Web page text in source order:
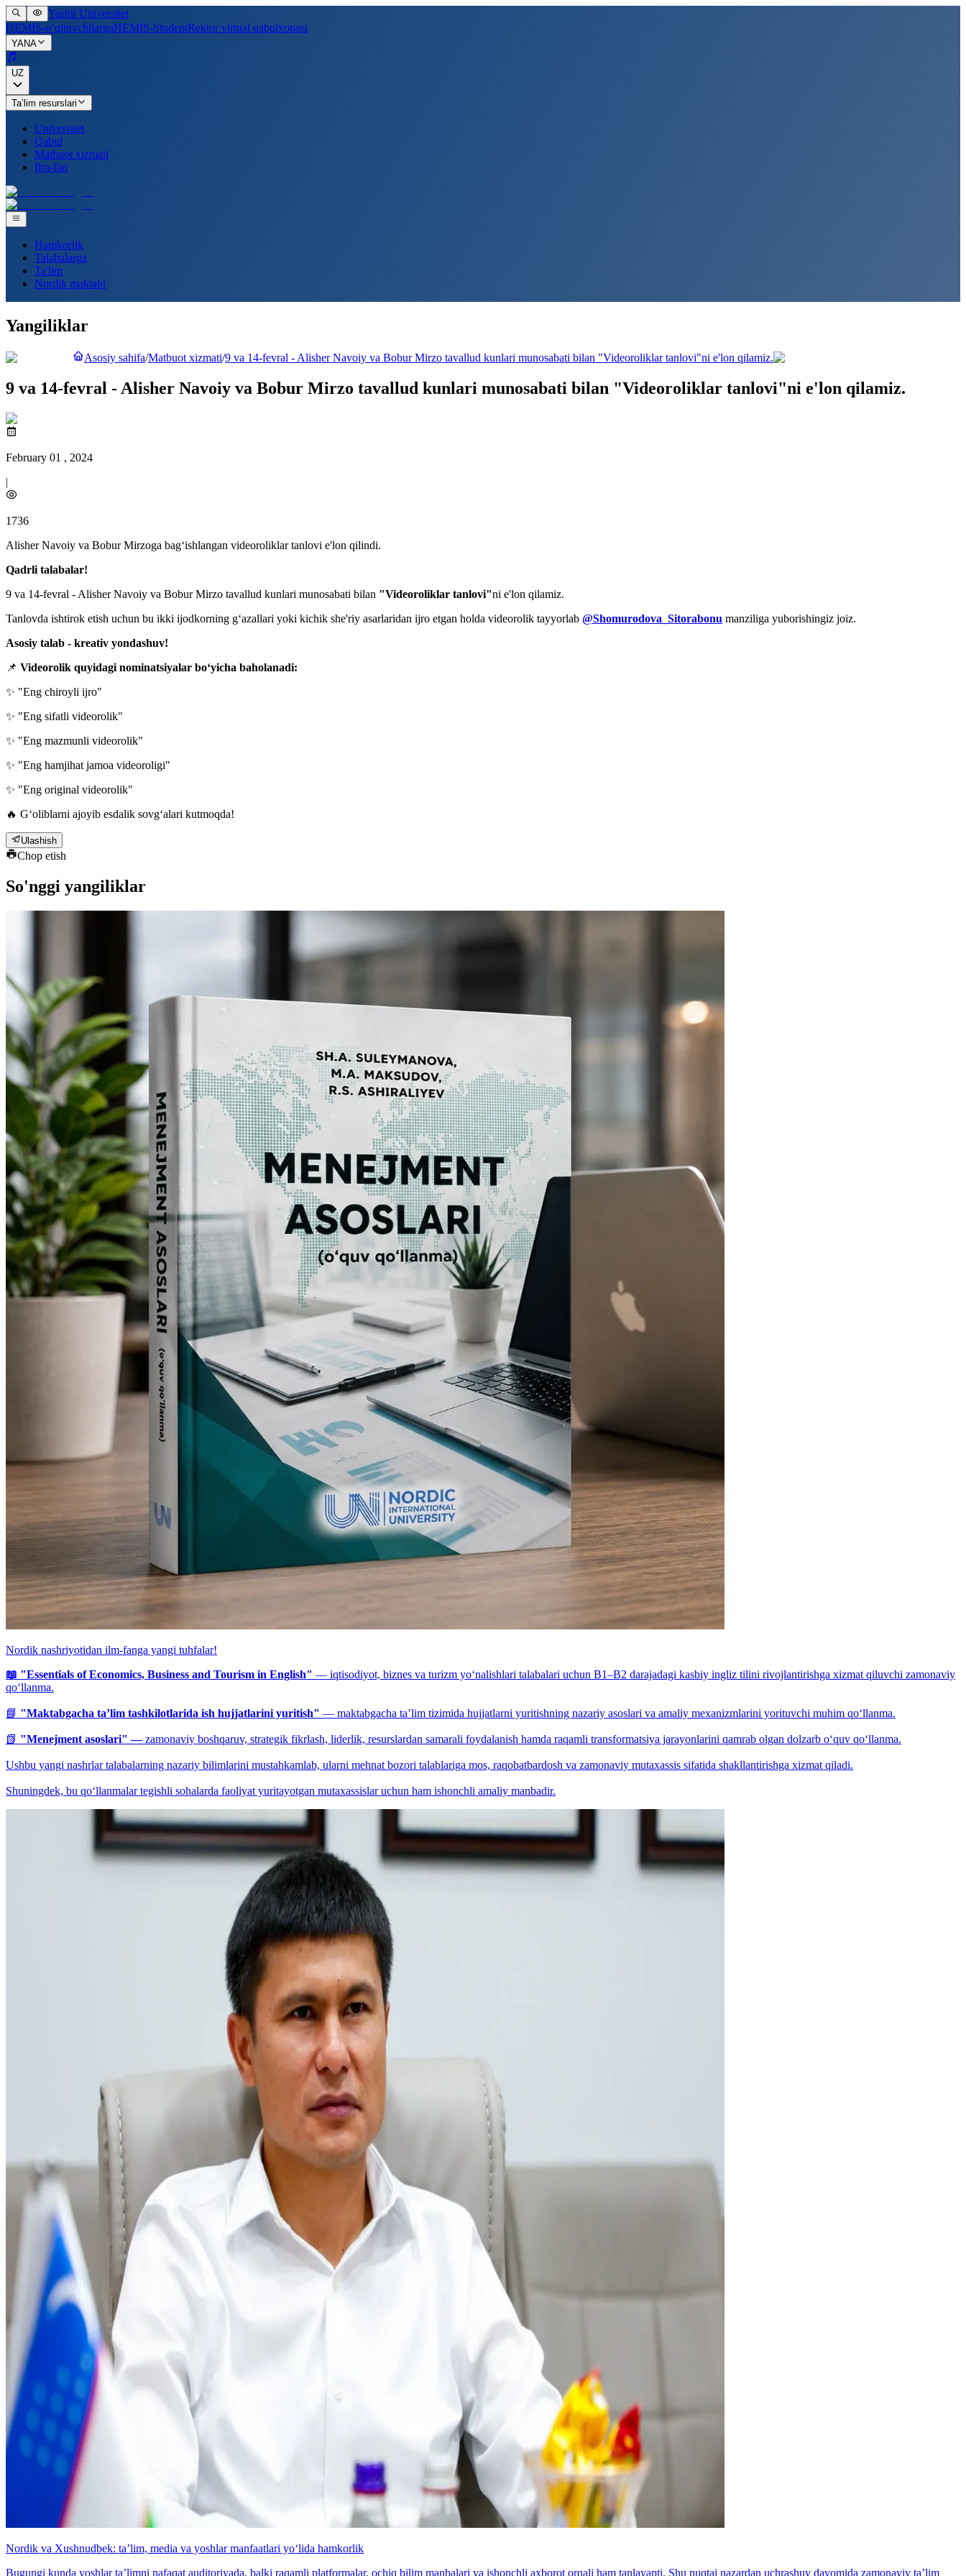
Yashil Universitet
HEMIS-o‘qituvchilargaHEMIS-StudentRektor virtual qabulxonasi
YANA
UZ
Ta’lim resurslari
Universitet
Qabul
Matbuot xizmati
Ilm-fan
Hamkorlik
Talabalarga
Ta'lim
Nordik maktabi
Yangiliklar
Asosiy sahifa/Matbuot xizmati/9 va 14-fevral - Alisher Navoiy va Bobur Mirzo tavallud kunlari munosabati bilan "Videoroliklar tanlovi"ni e'lon qilamiz.
9 va 14-fevral - Alisher Navoiy va Bobur Mirzo tavallud kunlari munosabati bilan "Videoroliklar tanlovi"ni e'lon qilamiz.
February 01 , 2024
|
1736
Alisher Navoiy va Bobur Mirzoga bag‘ishlangan videoroliklar tanlovi e'lon qilindi.
Qadrli talabalar!
9 va 14-fevral - Alisher Navoiy va Bobur Mirzo tavallud kunlari munosabati bilan "Videoroliklar tanlovi"ni e'lon qilamiz.
Tanlovda ishtirok etish uchun bu ikki ijodkorning g‘azallari yoki kichik she'riy asarlaridan ijro etgan holda videorolik tayyorlab @Shomurodova_Sitorabonu manziliga yuborishingiz joiz.
Asosiy talab - kreativ yondashuv!
📌 Videorolik quyidagi nominatsiyalar bo‘yicha baholanadi:
✨ "Eng chiroyli ijro"
✨ "Eng sifatli videorolik"
✨ "Eng mazmunli videorolik"
✨ "Eng hamjihat jamoa videoroligi"
✨ "Eng original videorolik"
🔥 G‘oliblarni ajoyib esdalik sovg‘alari kutmoqda!
Ulashish
Chop etish
So'nggi yangiliklar
Nordik nashriyotidan ilm-fanga yangi tuhfalar!
📖 "Essentials of Economics, Business and Tourism in English" — iqtisodiyot, biznes va turizm yo‘nalishlari talabalari uchun B1–B2 darajadagi kasbiy ingliz tilini rivojlantirishga xizmat qiluvchi zamonaviy
qo‘llanma.
📘 "Maktabgacha ta’lim tashkilotlarida ish hujjatlarini yuritish" — maktabgacha ta’lim tizimida hujjatlarni yuritishning nazariy asoslari va amaliy mexanizmlarini yorituvchi muhim qo‘llanma.
📗 "Menejment asoslari" —zamonaviy boshqaruv, strategik fikrlash, liderlik, resurslardan samarali foydalanish hamda raqamli transformatsiya jarayonlarini qamrab olgan dolzarb o‘quv qo‘llanma.
Ushbu yangi nashrlar talabalarning nazariy bilimlarini mustahkamlab, ularni mehnat bozori talablariga mos, raqobatbardosh va zamonaviy mutaxassis sifatida shakllantirishga xizmat qiladi.
Shuningdek, bu qo‘llanmalar tegishli sohalarda faoliyat yuritayotgan mutaxassislar uchun ham ishonchli amaliy manbadir.
Nordik va Xushnudbek: taʼlim, media va yoshlar manfaatlari yo‘lida hamkorlik
Bugungi kunda yoshlar taʼlimni nafaqat auditoriyada, balki raqamli platformalar, ochiq bilim manbalari va ishonchli axborot orqali ham tanlayapti. Shu nuqtai nazardan uchrashuv davomida zamonaviy taʼlim